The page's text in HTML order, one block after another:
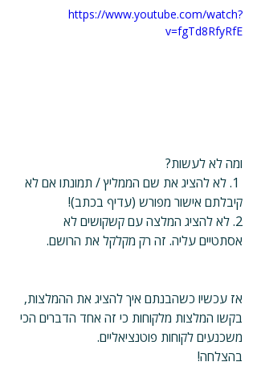
https://www.youtube.com/watch?
v=fgTd8RfyRfE
ומה לא לעשות?
1. לא להציג את שם הממליץ / תמונתו אם לא
קיבלתם אישור מפורש (עדיף בכתב)!
2. לא להציג המלצה עם קשקושים לא
אסתטיים עליה. זה רק מקלקל את הרושם.
אז עכשיו כשהבנתם איך להציג את ההמלצות,
בקשו המלצות מלקוחות כי זה אחד הדברים הכי
משכנעים לקוחות פוטנציאליים.
בהצלחה!